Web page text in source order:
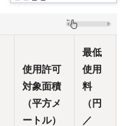
使用許可
対象面積
（平方メ
ートル）
最低
使用
料
（円
／